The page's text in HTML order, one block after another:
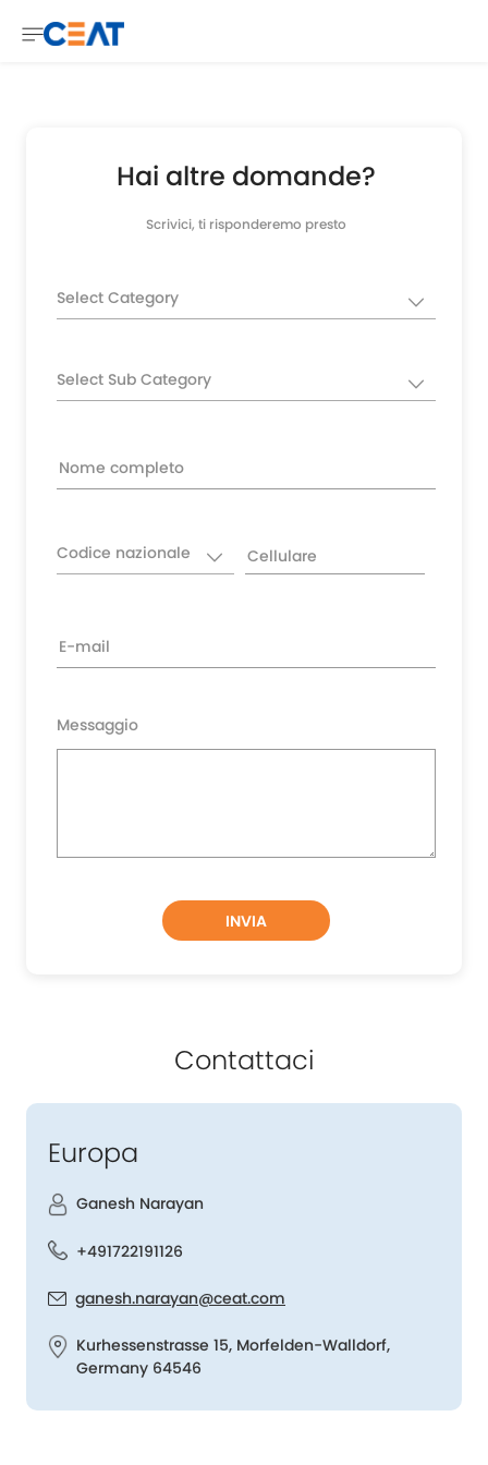
Hai altre domande?
Scrivici, ti risponderemo presto
Select Category
Select Sub Category
Codice nazionale
Messaggio
INVIA
Contattaci
Europa
Ganesh Narayan
+491722191126
ganesh.narayan@ceat.com
Kurhessenstrasse 15, Morfelden-Walldorf,
Germany 64546